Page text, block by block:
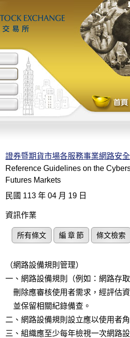
證券暨期貨市場各服務事業網路安
Reference Guidelines on the
Futures Markets
民國 113 年 04 月 19 日
資訊作業
所有條文 編 章 節 條文檢索
（網路設備規則管理）
一、網路設備規則（例如：網路存
二、網路設備規則設立應以使用者
三、組織應至少每年檢視一次網路